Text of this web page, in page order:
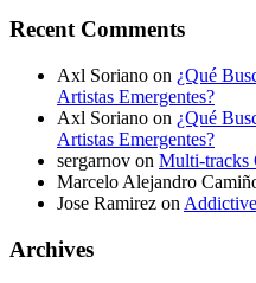
Recent Comments
Axl Soriano on ¿Qué
Artistas Emergentes?
Axl Soriano on ¿Qué
Artistas Emergentes?
sergarnov on Multi-tracks
Marcelo Alejandro
Jose Ramirez on
Archives